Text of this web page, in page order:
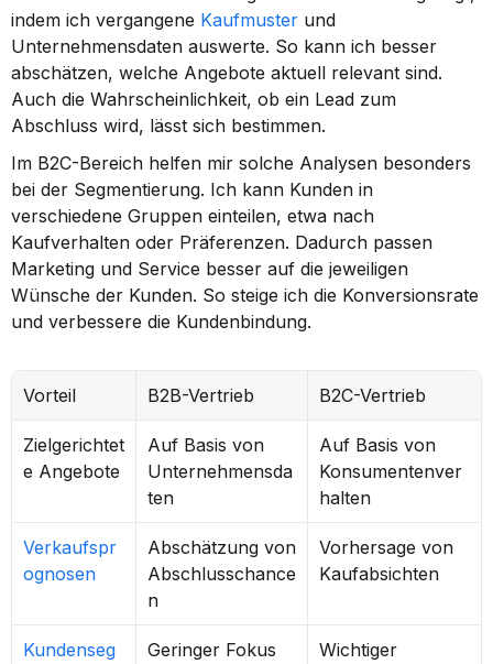
indem ich vergangene Kaufmuster und
Unternehmensdaten auswerte. So kann ich besser
abschätzen, welche Angebote aktuell relevant sind.
Auch die Wahrscheinlichkeit, ob ein Lead zum
Abschluss wird, lässt sich bestimmen.
Im B2C-Bereich helfen mir solche Analysen besonders
bei der Segmentierung. Ich kann Kunden in
verschiedene Gruppen einteilen, etwa nach
Kaufverhalten oder Präferenzen. Dadurch passen
Marketing und Service besser auf die jeweiligen
Wünsche der Kunden. So steige ich die Konversionsrate
und verbessere die Kundenbindung.
Vorteil B2B-Vertrieb B2C-Vertrieb
Zielgerichtet
e Angebote
Auf Basis von
Unternehmensda
ten
Auf Basis von
Konsumentenver
halten
Verkaufspr
ognosen
Abschätzung von
Abschlusschance
n
Vorhersage von
Kaufabsichten
Kundenseg
Geringer Fokus
Wichtiger